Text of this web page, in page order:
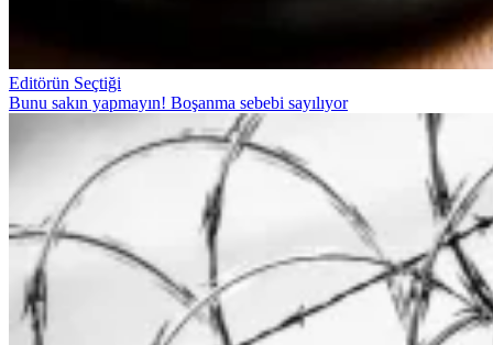
Editörün Seçtiği
Bunu sakın yapmayın! Boşanma sebebi sayılıyor